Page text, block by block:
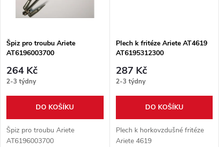
Špiz pro troubu Ariete
AT6196003700
264 Kč
2-3 týdny
DO KOŠÍKU
Špiz pro troubu Ariete
AT6196003700
Plech k fritéze Ariete AT4619
AT6195312300
287 Kč
2-3 týdny
DO KOŠÍKU
Plech k horkovzdušné fritéze
Ariete 4619